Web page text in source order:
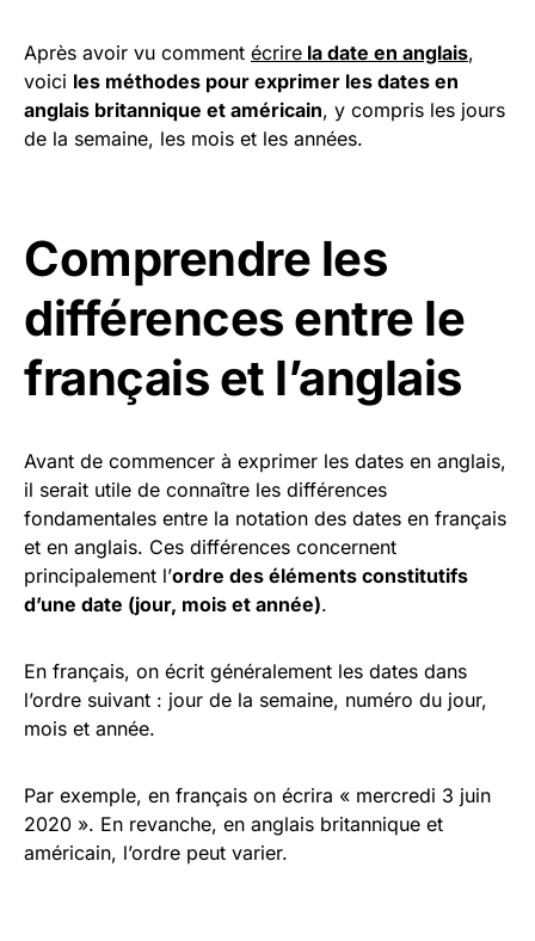
Après avoir vu comment écrire la date en anglais,
voici les méthodes pour exprimer les dates en
anglais britannique et américain, y compris les jours
de la semaine, les mois et les années.
Comprendre les
différences entre le
français et l’anglais
Avant de commencer à exprimer les dates en anglais,
il serait utile de connaître les différences
fondamentales entre la notation des dates en français
et en anglais. Ces différences concernent
principalement l’ordre des éléments constitutifs
d’une date (jour, mois et année).
En français, on écrit généralement les dates dans
l’ordre suivant : jour de la semaine, numéro du jour,
mois et année.
Par exemple, en français on écrira « mercredi 3 juin
2020 ». En revanche, en anglais britannique et
américain, l’ordre peut varier.